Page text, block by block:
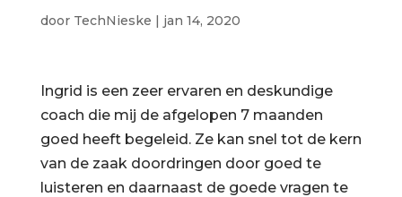
door TechNieske | jan 14, 2020
Ingrid is een zeer ervaren en deskundige
coach die mij de afgelopen 7 maanden
goed heeft begeleid. Ze kan snel tot de kern
van de zaak doordringen door goed te
luisteren en daarnaast de goede vragen te